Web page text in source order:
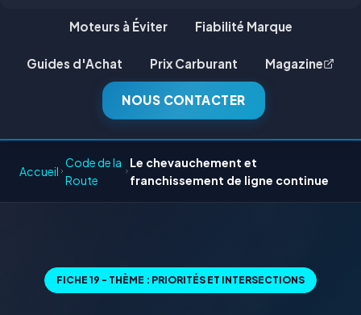
Moteurs à Éviter Fiabilité Marque
Guides d'Achat Prix Carburant Magazine
NOUS CONTACTER
Accueil
Code de la
Route
Le chevauchement et
franchissement de ligne continue
FICHE 19 - THÈME : PRIORITÉS ET INTERSECTIONS